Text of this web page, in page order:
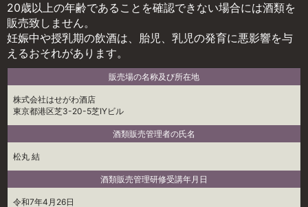
20歳以上の年齢であることを確認できない場合には酒類を
販売致しません。
妊娠中や授乳期の飲酒は、胎児、乳児の発育に悪影響を与
えるおそれがあります。
販売場の名称及び所在地
株式会社はせがわ酒店
東京都港区芝3-20-5芝IYビル
酒類販売管理者の氏名
松丸 結
酒類販売管理研修受講年月日
令和7年4月26日